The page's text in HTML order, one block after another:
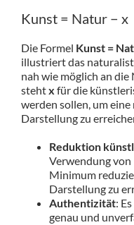
Kunst = Natur − x
Die Formel Kunst =
illustriert das
nah wie möglich an
stehtx für die
werden sollen, um
Darstellung zu
Reduktion
Verwendung
Minimum
Darstellung zu
Authentizität:
genau und